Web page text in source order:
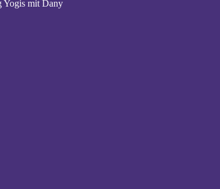
Yogis mit Dany